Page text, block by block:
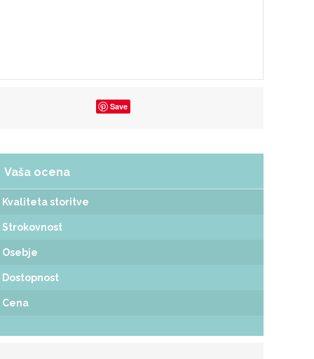
Save
Vaša ocena
Kvaliteta storitve
Strokovnost
Osebje
Dostopnost
Cena